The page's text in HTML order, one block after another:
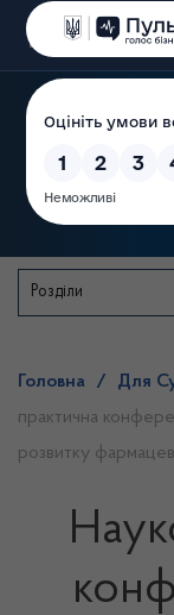
Розділи
Головна / Для
практична
розвитку